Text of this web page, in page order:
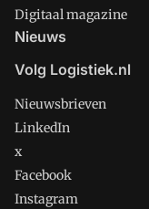
Digitaal magazine
Nieuws
Volg Logistiek.nl
Nieuwsbrieven
LinkedIn
x
Facebook
Instagram